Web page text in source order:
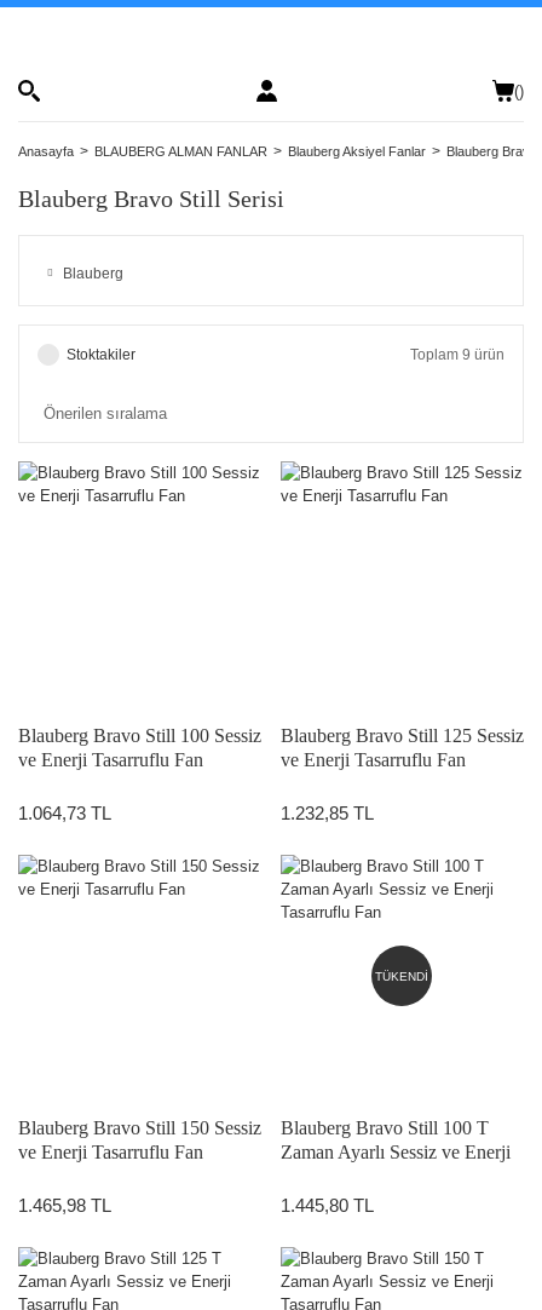
()
Anasayfa BLAUBERG ALMAN FANLAR Blauberg Aksiyel Fanlar Blauberg Bravo
Blauberg Bravo Still Serisi
Blauberg
Stoktakiler Toplam 9 ürün
Blauberg Bravo Still 100 Sessiz
ve Enerji Tasarruflu Fan
1.064,73 TL
Blauberg Bravo Still 125 Sessiz
ve Enerji Tasarruflu Fan
1.232,85 TL
Blauberg Bravo Still 150 Sessiz
ve Enerji Tasarruflu Fan
1.465,98 TL
TÜKENDİ
Blauberg Bravo Still 100 T
Zaman Ayarlı Sessiz ve Enerji
1.445,80 TL